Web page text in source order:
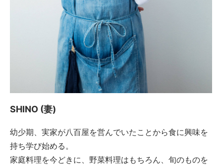
SHINO (妻)
幼少期、実家が八百屋を営んでいたことから食に興味を
持ち学び始める。
家庭料理を今どきに、野菜料理はもちろん、旬のものを